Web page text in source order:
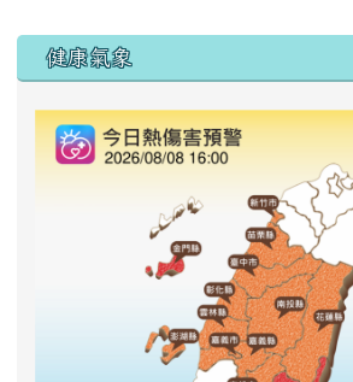
右邊區域內容
健康氣象